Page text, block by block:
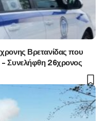
Βρετανίδας που
– Συνελήφθη 26χρονος